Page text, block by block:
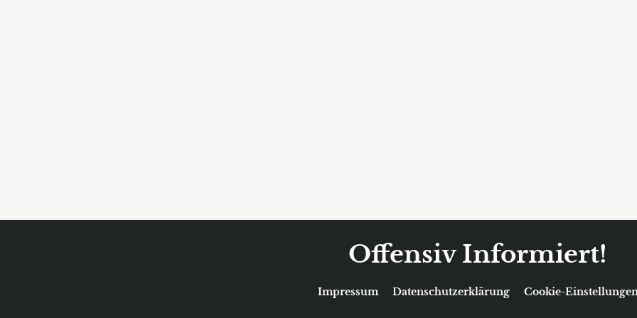
Offensiv Informiert!
Impressum Datenschutzerklärung Cookie-